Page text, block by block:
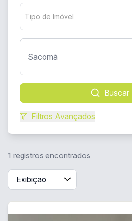
Tipo de Imóvel
Buscar
Filtros Avançados
1 registros encontrados